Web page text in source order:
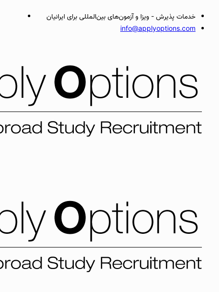
خدمات پذیرش - ویزا و آزمون‌های بین‌المللی برای ایرانیان
info@applyoptions.com